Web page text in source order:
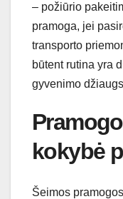
– požiūrio
pramoga, jei
transporto
būtent rutina yra
gyvenimo
kokybė
Šeimos